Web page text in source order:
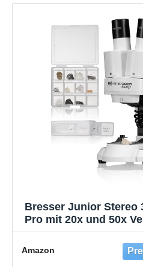
Bresser Junior Stereo
Pro mit 20x und 50x
Beobachtung von
Insekten und vielem
Amazon